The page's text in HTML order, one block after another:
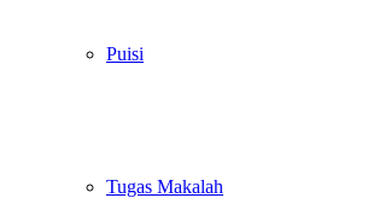
Puisi
Tugas Makalah